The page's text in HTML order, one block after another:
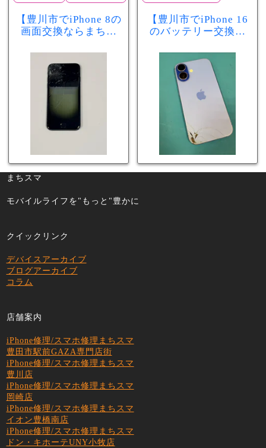
【豊川市でiPhone 8の
画面交換ならまちス
れ・液晶不良も当日
60分で修理可能！
【豊川市でiPhone 16
のバッテリー交換な
少し膨張したバッテ
リーも当日90分で安
心修理！
まちスマ
モバイルライフを"もっと"豊かに
クイックリンク
デバイスアーカイブ
ブログアーカイブ
コラム
店舗案内
iPhone修理/スマホ修理まちスマ
豊田市駅前GAZA専門店街
iPhone修理/スマホ修理まちスマ
豊川店
iPhone修理/スマホ修理まちスマ
岡崎店
iPhone修理/スマホ修理まちスマ
イオン豊橋南店
iPhone修理/スマホ修理まちスマ
ドン・キホーテUNY小牧店